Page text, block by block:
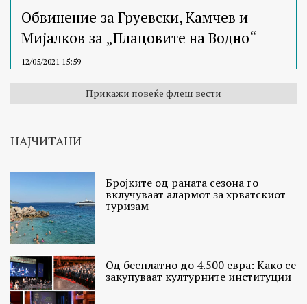
Обвинение за Груевски, Камчев и
Мијалков за „Плацовите на Водно“
12/05/2021 15:59
Прикажи повеќе флеш вести
НАЈЧИТАНИ
Бројките од раната сезона го
вклучуваат алармот за хрватскиот
туризам
Од бесплатно до 4.500 евра: Како се
закупуваат културните институции